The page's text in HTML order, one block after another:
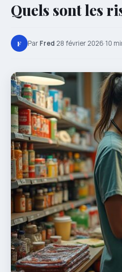
Quels sont les
F Par Fred·28 février 2026·10